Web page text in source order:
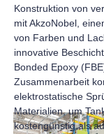
Konstruktion von
mit AkzoNobel,
von Farben und
innovative
Bonded Epoxy
Zusammenarbeit
elektrostatische
Materialien, um
kostengünstig als